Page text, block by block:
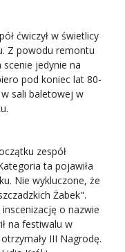
ćwiczył w świetlicy
Z powodu remontu
jedynie na
pod koniec lat 80-
sali baletowej w
zespół
ta pojawiła
Nie wykluczone, że
Żabek".
o nazwie
na festiwalu w
III Nagrodę.